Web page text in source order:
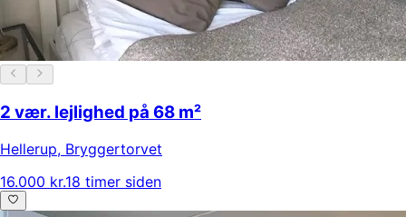
2 vær. lejlighed på 68 m²
Hellerup, Bryggertorvet
16.000 kr.18 timer siden